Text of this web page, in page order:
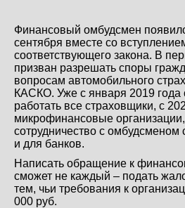
Финансовый омбудсмен
сентября вместе со
соответствующего закона. В
призван разрешать споры
вопросам автомобильного
КАСКО. Уже с января 2019 года
работать все страховщики, с
микрофинансовые
сотрудничество с омбудсменом
и для банков.
Написать обращение к
сможет не каждый – подать
тем, чьи требования к
000 руб.